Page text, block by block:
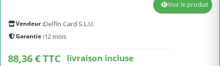
Vendeur :Delfín Card S.L.U.
Garantie :12 mois
88,36 € TTC livraison incluse
Voir le produit